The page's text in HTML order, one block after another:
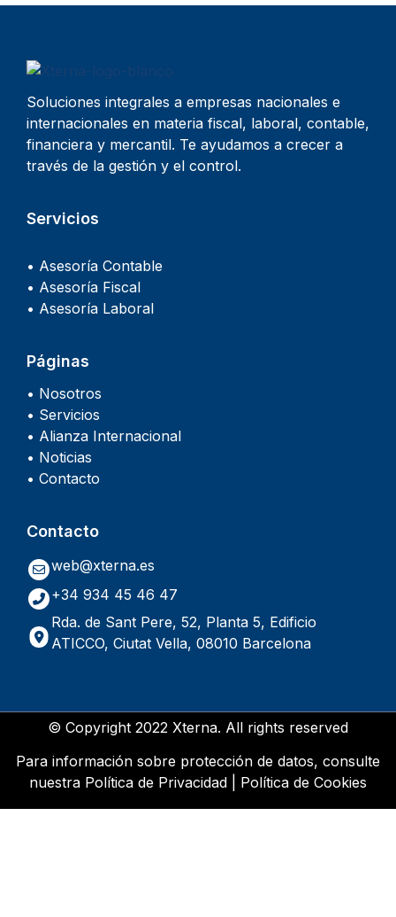
Soluciones integrales a empresas nacionales e
internacionales en materia fiscal, laboral, contable,
financiera y mercantil. Te ayudamos a crecer a
través de la gestión y el control.
Servicios
• Asesoría Contable
• Asesoría Fiscal
• Asesoría Laboral
Páginas
• Nosotros
• Servicios
• Alianza Internacional
• Noticias
• Contacto
Contacto
web@xterna.es
+34 934 45 46 47
Rda. de Sant Pere, 52, Planta 5, Edificio
ATICCO, Ciutat Vella, 08010 Barcelona
© Copyright 2022 Xterna. All rights reserved
Para información sobre protección de datos, consulte
nuestra Política de Privacidad Política de Cookies